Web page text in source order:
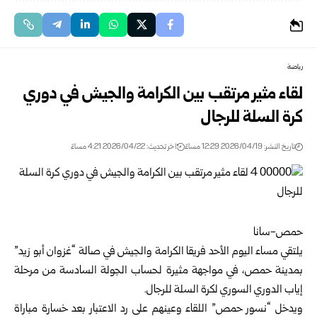
رياضة
لقاء مثير مرتقب بين الكرامة والجيش في دوري
كرة السلة للرجال
تاريخ النشر: 2026/04/19 12:29 مساءً اخر تحديث: 2026/04/22 4:21 مساءً
حمص-سانا
يلتقي مساء اليوم الأحد فريقا الكرامة والجيش في صالة “غزوان أبو زيد”
بمدينةحمص، في مواجهة مثيرة لحساب الجولة السادسة من مرحلة
إياب الدوري السوري لكرة السلة للرجال.
ويدخل “نسور حمص” اللقاء وعينهم على رد الاعتبار بعد خسارة مباراة